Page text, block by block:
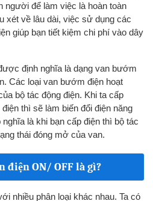
người để làm việc là hoàn toàn
xét về lâu dài, việc sử dụng các
giúp bạn tiết kiệm chi phí vào dây
định nghĩa là dạng van bướm
Các loại van bướm điện hoạt
bộ tác động điện. Khi ta cấp
thì sẽ làm biến đổi điện năng
là khi bạn cấp điện thì bộ tác
thái đóng mở của van.
điện ON/ OFF là gì?
nhiều phân loại khác nhau. Ta có